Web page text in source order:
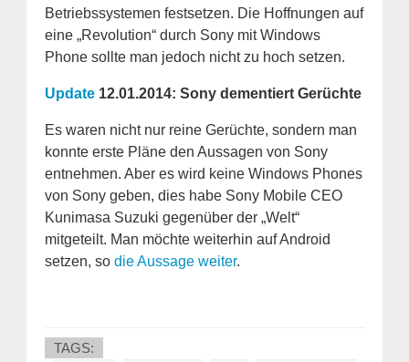
Betriebssystemen festsetzen. Die Hoffnungen auf
eine „Revolution“ durch Sony mit Windows
Phone sollte man jedoch nicht zu hoch setzen.
Update 12.01.2014: Sony dementiert Gerüchte
Es waren nicht nur reine Gerüchte, sondern man
konnte erste Pläne den Aussagen von Sony
entnehmen. Aber es wird keine Windows Phones
von Sony geben, dies habe Sony Mobile CEO
Kunimasa Suzuki gegenüber der „Welt“
mitgeteilt. Man möchte weiterhin auf Android
setzen, so die Aussage weiter.
TAGS: